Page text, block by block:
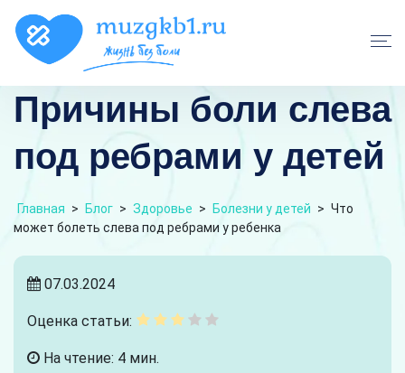
Причины боли слева
под ребрами у детей
Главная > Блог > Здоровье > Болезни у детей > Что
может болеть слева под ребрами у ребенка
07.03.2024
Оценка статьи:
На чтение: 4 мин.